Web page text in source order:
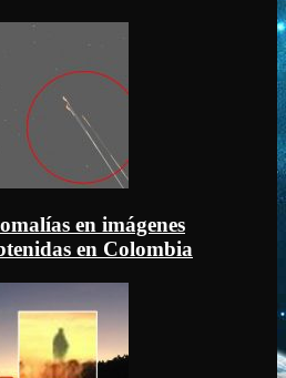
en imágenes
en Colombia